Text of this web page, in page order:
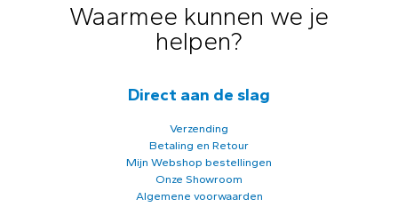
Waarmee kunnen we je
helpen?
Direct aan de slag
Verzending
Betaling en Retour
Mijn Webshop bestellingen
Onze Showroom
Algemene voorwaarden